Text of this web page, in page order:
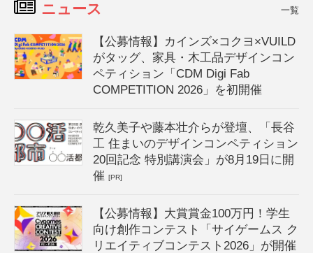
ニュース 一覧
【公募情報】カインズ×コクヨ×VUILD
がタッグ、家具・木工品デザインコン
ペティション「CDM Digi Fab
COMPETITION 2026」を初開催
乾久美子や藤本壮介らが登壇、「長谷
工 住まいのデザインコンペティション
20回記念 特別講演会」が8月19日に開
催[PR]
【公募情報】大賞賞金100万円！学生
向け創作コンテスト「サイゲームス ク
リエイティブコンテスト2026」が開催